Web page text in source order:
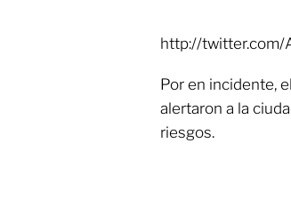
http://twitter.com/
Por en incidente,
alertaron a la
riesgos.